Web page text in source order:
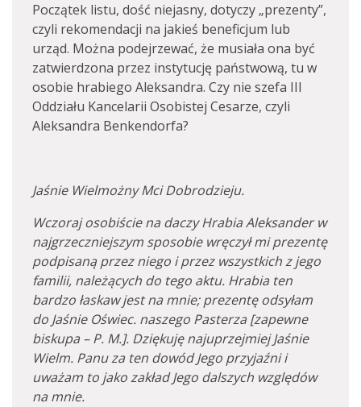
Początek listu, dość niejasny, dotyczy „prezenty”,
czyli rekomendacji na jakieś beneficjum lub
urząd. Można podejrzewać, że musiała ona być
zatwierdzona przez instytucję państwową, tu w
osobie hrabiego Aleksandra. Czy nie szefa III
Oddziału Kancelarii Osobistej Cesarze, czyli
Aleksandra Benkendorfa?
Jaśnie Wielmożny Mci Dobrodzieju.
Wczoraj osobiście na daczy Hrabia Aleksander w
najgrzeczniejszym sposobie wręczył mi prezentę
podpisaną przez niego i przez wszystkich z jego
familii, należących do tego aktu. Hrabia ten
bardzo łaskaw jest na mnie; prezentę odsyłam
do Jaśnie Oświec. naszego Pasterza [zapewne
biskupa – P. M.]. Dziękuję najuprzejmiej Jaśnie
Wielm. Panu za ten dowód Jego przyjaźni i
uważam to jako zakład Jego dalszych względów
na mnie.